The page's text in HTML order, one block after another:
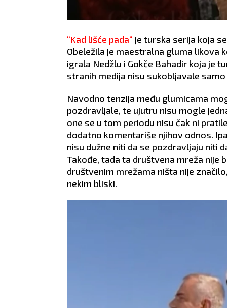
“Kad lišće pada“ je turska serija koja
Obeležila je maestralna gluma likova
igrala Nedžlu i Gokče Bahadir koja je
stranih medija nisu sukobljavale
Navodno tenzija među glumicama
pozdravljale, te ujutru nisu mogle
one se u tom periodu nisu čak ni
dodatno komentariše njihov odnos.
nisu dužne niti da se pozdravljaju niti
Takođe, tada ta društvena mreža nije
društvenim mrežama ništa nije
nekim bliski.
Očekujte poteškoće
u međuljudskim odnosima.
Započećete neku saradnju,